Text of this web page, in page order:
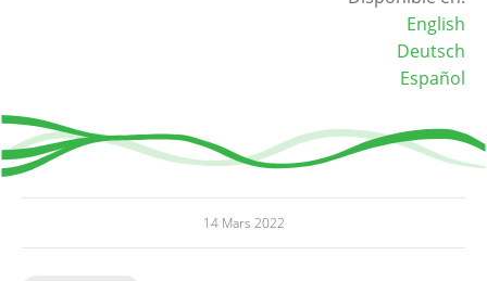
English
Deutsch
Español
14 Mars 2022